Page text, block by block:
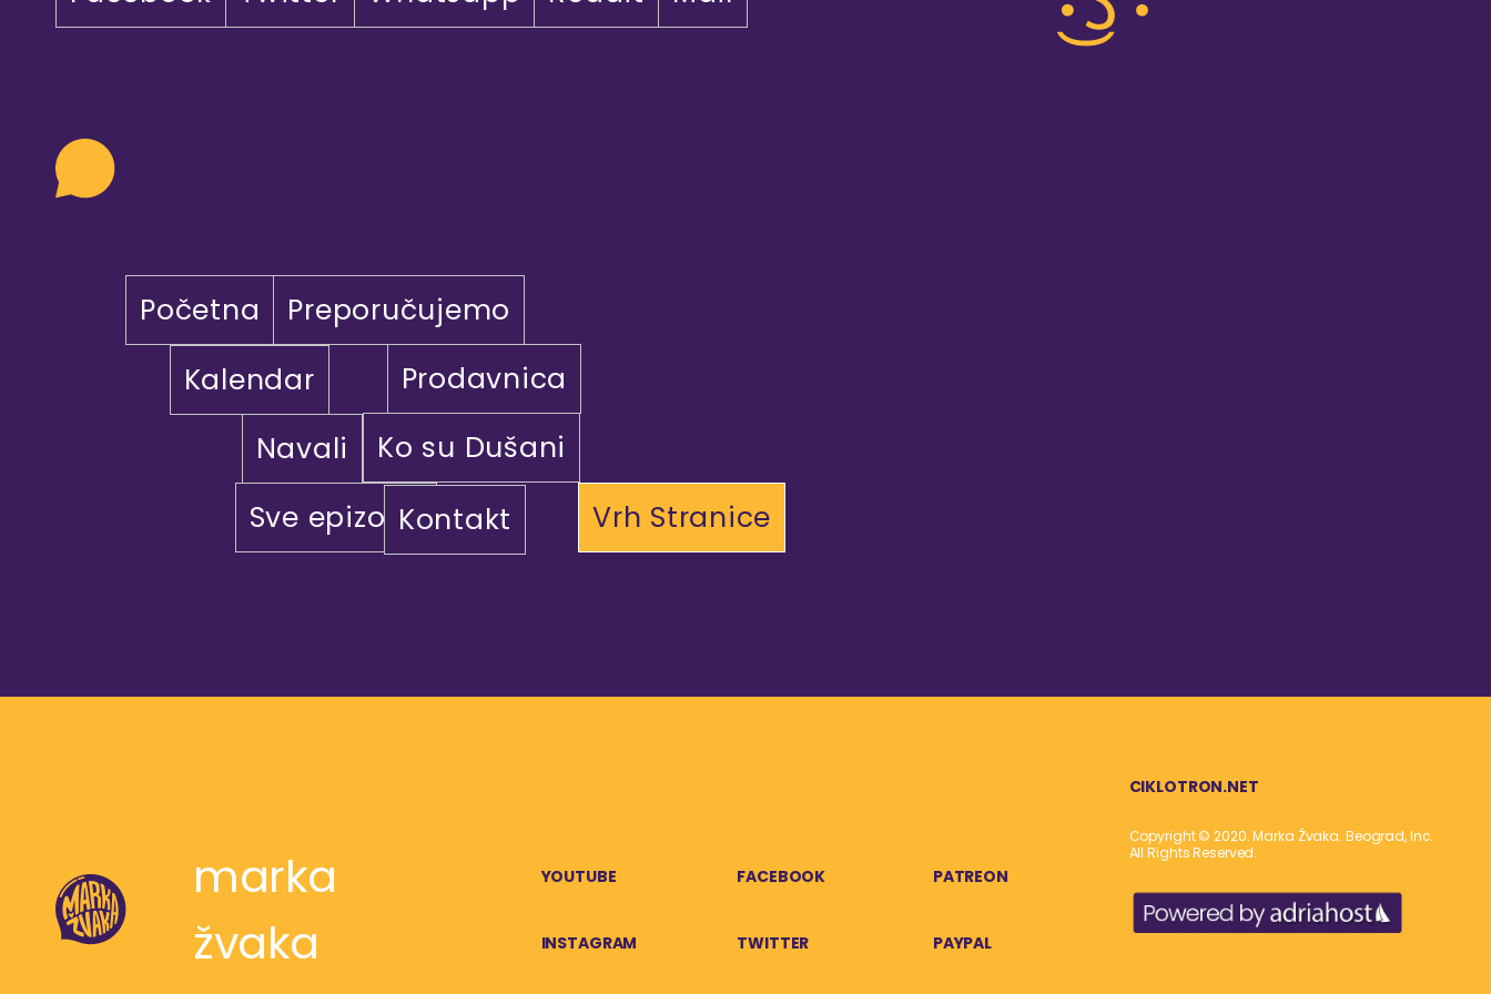
Početna
Preporučujemo
Kalendar
Prodavnica
Navali
Ko su Dušani
Sve epizodeKontakt Vrh Stranice
marka
žvaka
YOUTUBE FACEBOOK PATREON
INSTAGRAM TWITTER PAYPAL
CIKLOTRON.NET
Copyright © 2020. Marka Žvaka. Beograd, Inc.
All Rights Reserved.